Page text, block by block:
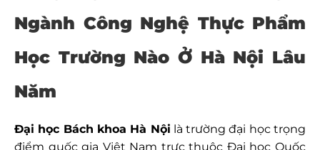
Ngành Công Nghệ Thực Phẩm
Học Trường Nào Ở Hà Nội Lâu
Năm
Đại học Bách khoa Hà Nội là trường đại học trọng
điểm quốc gia Việt Nam trực thuộc Đại học Quốc